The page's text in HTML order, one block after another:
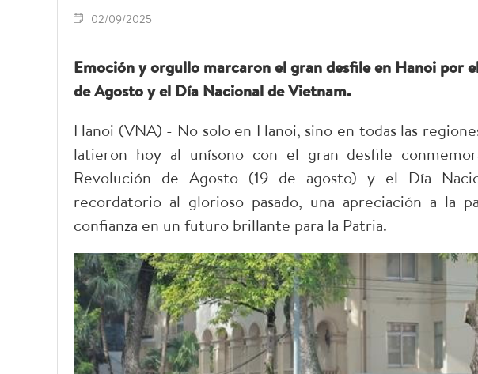
02/09/2025
Emoción y orgullo marcaron el gran desfile en Hanoi por
de Agosto y el Día Nacional de Vietnam.
Hanoi (VNA) - No solo en Hanoi, sino en todas las
latieron hoy al unísono con el gran desfile
Revolución de Agosto (19 de agosto) y el Día
recordatorio al glorioso pasado, una apreciación a la
confianza en un futuro brillante para la Patria.